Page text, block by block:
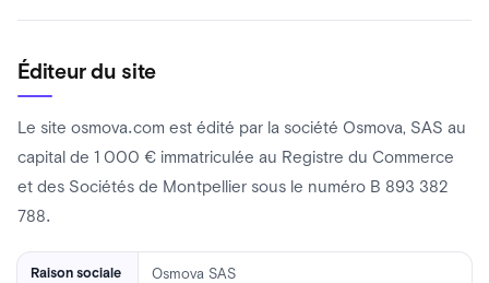
Éditeur du site
Le site osmova.com est édité par la société Osmova, SAS au
capital de 1 000 € immatriculée au Registre du Commerce
et des Sociétés de Montpellier sous le numéro B 893 382
788.
Raison sociale Osmova SAS